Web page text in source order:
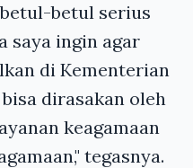
betul serius
saya ingin agar
di Kementerian
dirasakan oleh
keagamaan
tegasnya.